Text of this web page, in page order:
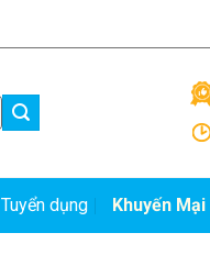
Tuyển dụng Khuyến Mại